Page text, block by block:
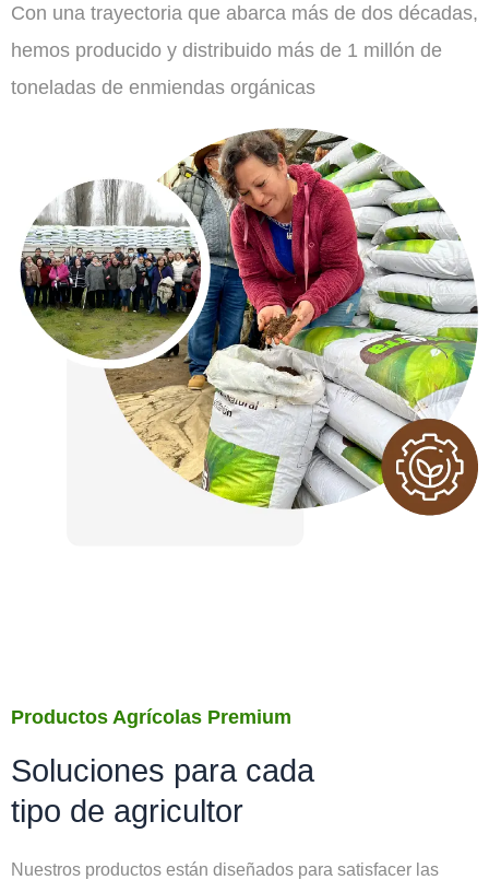
Con una trayectoria que abarca más de dos décadas,
hemos producido y distribuido más de 1 millón de
toneladas de enmiendas orgánicas
Productos Agrícolas Premium
Soluciones para cada
tipo de agricultor
Nuestros productos están diseñados para satisfacer las